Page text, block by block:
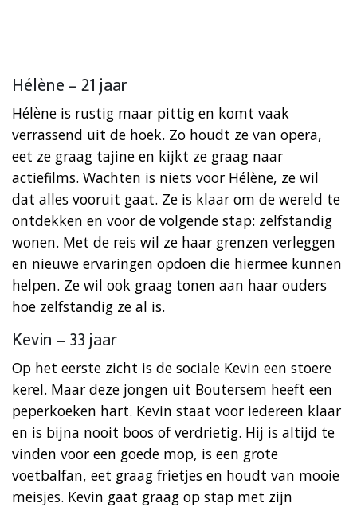
Hélène – 21 jaar
Hélène is rustig maar pittig en komt vaak
verrassend uit de hoek. Zo houdt ze van opera,
eet ze graag tajine en kijkt ze graag naar
actiefilms. Wachten is niets voor Hélène, ze wil
dat alles vooruit gaat. Ze is klaar om de wereld te
ontdekken en voor de volgende stap: zelfstandig
wonen. Met de reis wil ze haar grenzen verleggen
en nieuwe ervaringen opdoen die hiermee kunnen
helpen. Ze wil ook graag tonen aan haar ouders
hoe zelfstandig ze al is.
Kevin – 33 jaar
Op het eerste zicht is de sociale Kevin een stoere
kerel. Maar deze jongen uit Boutersem heeft een
peperkoeken hart. Kevin staat voor iedereen klaar
en is bijna nooit boos of verdrietig. Hij is altijd te
vinden voor een goede mop, is een grote
voetbalfan, eet graag frietjes en houdt van mooie
meisjes. Kevin gaat graag op stap met zijn